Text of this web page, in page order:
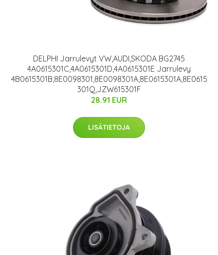
DELPHI Jarrulevyt VW,AUDI,SKODA BG2745
4A0615301C,4A0615301D,4A0615301E Jarrulevy
4B0615301B,8E0098301,8E0098301A,8E0615301A,8E0615
301Q,JZW615301F
28.91 EUR
LISÄTIETOJA